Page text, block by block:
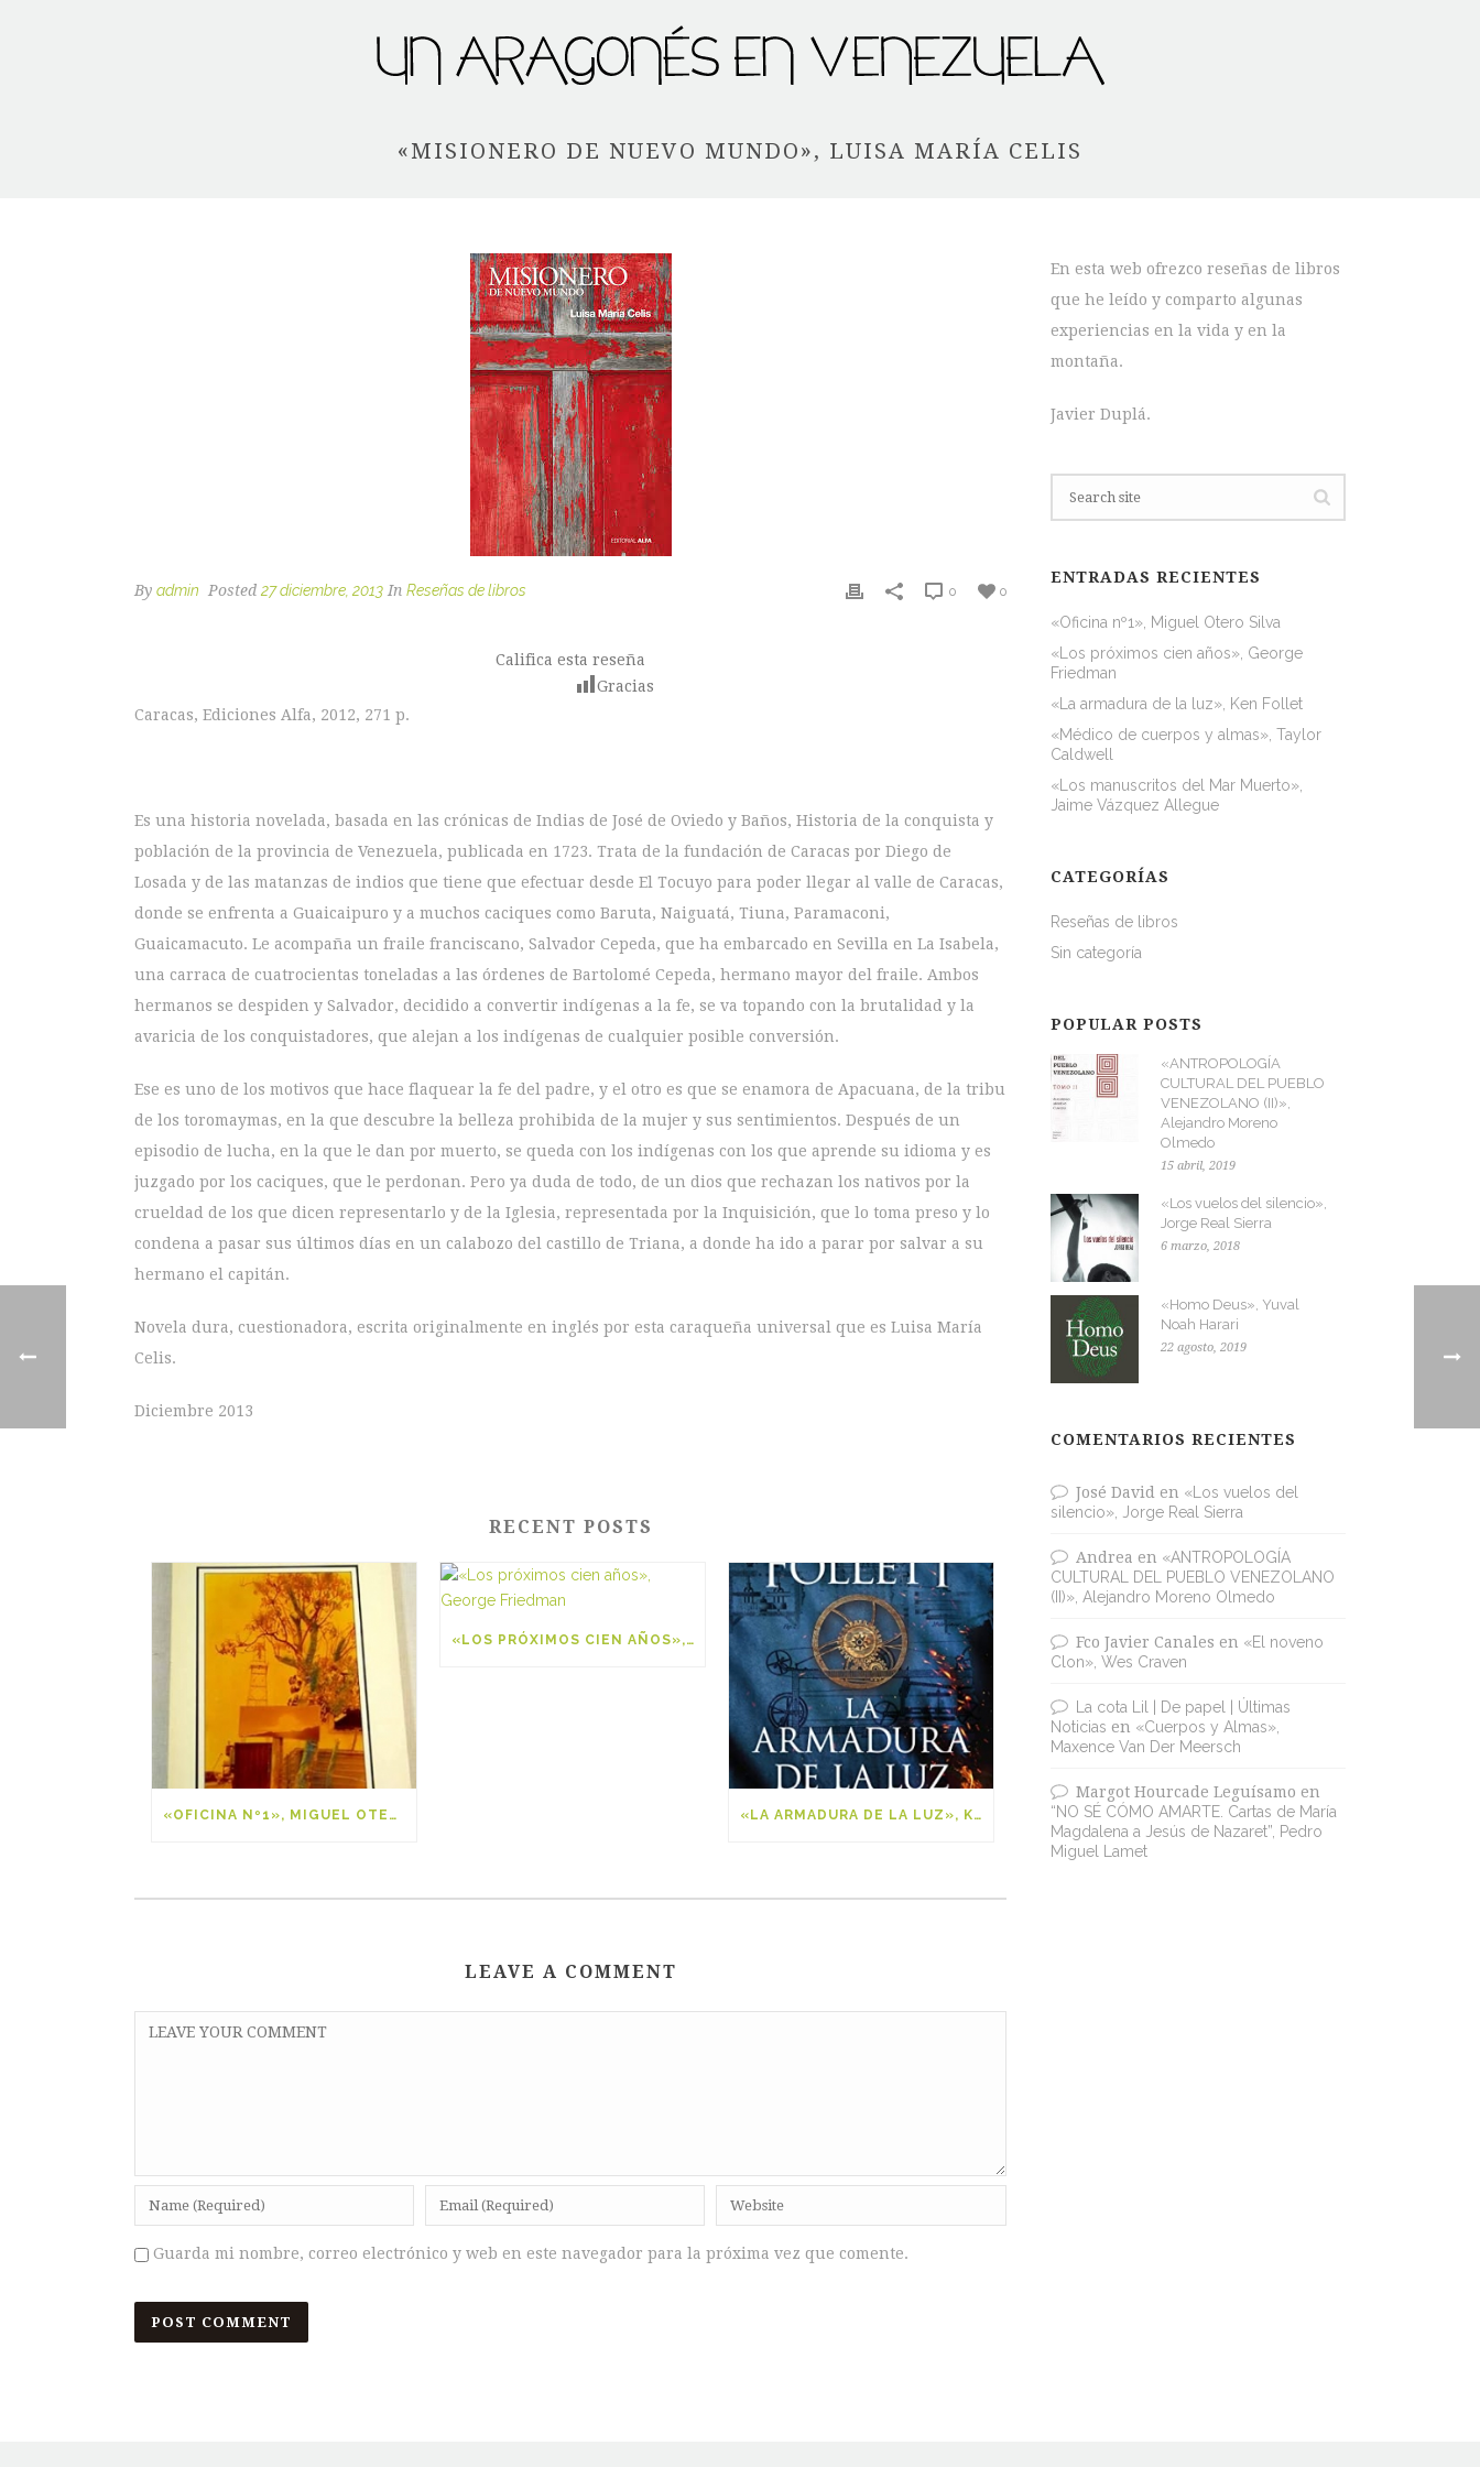
«MISIONERO DE NUEVO MUNDO», LUISA MARÍA CELIS
By admin Posted 27 diciembre, 2013 In Reseñas de libros 0
0
Califica esta reseña
Gracias
Caracas, Ediciones Alfa, 2012, 271 p.
Es una historia novelada, basada en las crónicas de Indias de José de Oviedo y Baños, Historia de la conquista y
población de la provincia de Venezuela, publicada en 1723. Trata de la fundación de Caracas por Diego de
Losada y de las matanzas de indios que tiene que efectuar desde El Tocuyo para poder llegar al valle de Caracas,
donde se enfrenta a Guaicaipuro y a muchos caciques como Baruta, Naiguatá, Tiuna, Paramaconi,
Guaicamacuto. Le acompaña un fraile franciscano, Salvador Cepeda, que ha embarcado en Sevilla en La Isabela,
una carraca de cuatrocientas toneladas a las órdenes de Bartolomé Cepeda, hermano mayor del fraile. Ambos
hermanos se despiden y Salvador, decidido a convertir indígenas a la fe, se va topando con la brutalidad y la
avaricia de los conquistadores, que alejan a los indígenas de cualquier posible conversión.
Ese es uno de los motivos que hace flaquear la fe del padre, y el otro es que se enamora de Apacuana, de la tribu
de los toromaymas, en la que descubre la belleza prohibida de la mujer y sus sentimientos. Después de un
episodio de lucha, en la que le dan por muerto, se queda con los indígenas con los que aprende su idioma y es
juzgado por los caciques, que le perdonan. Pero ya duda de todo, de un dios que rechazan los nativos por la
crueldad de los que dicen representarlo y de la Iglesia, representada por la Inquisición, que lo toma preso y lo
condena a pasar sus últimos días en un calabozo del castillo de Triana, a donde ha ido a parar por salvar a su
hermano el capitán.
Novela dura, cuestionadora, escrita originalmente en inglés por esta caraqueña universal que es Luisa María
Celis.
Diciembre 2013
RECENT POSTS
«OFICINA Nº1», MIGUEL OTERO SILVA
«LOS PRÓXIMOS CIEN AÑOS», GEORGE FRIEDMAN
«LA ARMADURA DE LA LUZ», KEN FOLLET
LEAVE A COMMENT
Guarda mi nombre, correo electrónico y web en este navegador para la próxima vez que comente.
En esta web ofrezco reseñas de libros
que he leído y comparto algunas
experiencias en la vida y en la
montaña.
Javier Duplá.
ENTRADAS RECIENTES
«Oficina nº1», Miguel Otero Silva
«Los próximos cien años», George
Friedman
«La armadura de la luz», Ken Follet
«Médico de cuerpos y almas», Taylor
Caldwell
«Los manuscritos del Mar Muerto»,
Jaime Vázquez Allegue
CATEGORÍAS
Reseñas de libros
Sin categoría
POPULAR POSTS
«ANTROPOLOGÍA
CULTURAL DEL PUEBLO
VENEZOLANO (II)»,
Alejandro Moreno
Olmedo
15 abril, 2019
«Los vuelos del silencio»,
Jorge Real Sierra
6 marzo, 2018
«Homo Deus», Yuval
Noah Harari
22 agosto, 2019
COMENTARIOS RECIENTES
José David en «Los vuelos del
silencio», Jorge Real Sierra
Andrea en «ANTROPOLOGÍA
CULTURAL DEL PUEBLO VENEZOLANO
(II)», Alejandro Moreno Olmedo
Fco Javier Canales en «El noveno
Clon», Wes Craven
La cota Lil | De papel | Últimas
Noticias en «Cuerpos y Almas»,
Maxence Van Der Meersch
Margot Hourcade Leguísamo en
“NO SÉ CÓMO AMARTE. Cartas de María
Magdalena a Jesús de Nazaret”, Pedro
Miguel Lamet